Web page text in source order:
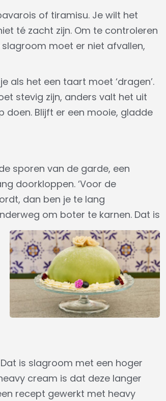
of tiramisu. Je wilt het
té zacht zijn. Om te controleren
moet er niet afvallen,
als het een taart moet ‘dragen’.
stevig zijn, anders valt het uit
doen. Blijft er een mooie, gladde
sporen van de garde, een
doorkloppen. ‘Voor de
dan ben je te lang
om boter te karnen. Dat is
Dat is slagroom met een hoger
cream is dat deze langer
recept gewerkt met heavy